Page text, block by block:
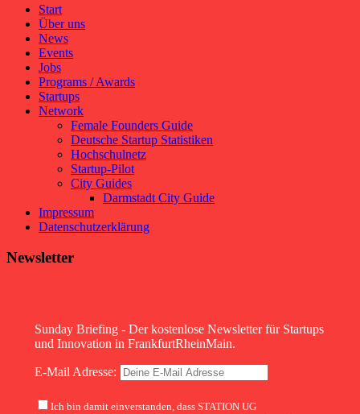
Start
Über uns
News
Events
Jobs
Programs / Awards
Startups
Network
Female Founders Guide
Deutsche Startup Statistiken
Hochschulnetz
Startup-Pilot
City Guides
Darmstadt City Guide
Impressum
Datenschutzerklärung
Newsletter
Sunday Briefing - Der kostenlose Newsletter für Startups
und Innovation in FrankfurtRheinMain.
E-Mail Adresse:
Ich bin damit einverstanden, dass STATION UG